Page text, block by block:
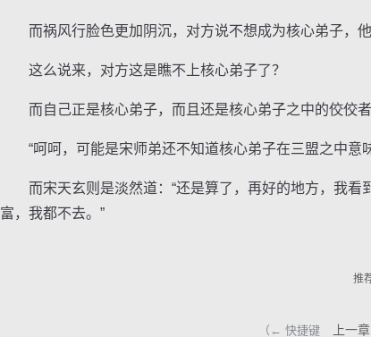
而祸风行脸色更加阴沉，对方说不想成为核心弟子，他
这么说来，对方这是瞧不上核心弟子了？
而自己正是核心弟子，而且还是核心弟子之中的佼佼者
“呵呵，可能是宋师弟还不知道核心弟子在三盟之中意味
而宋天玄则是淡然道：“还是算了，再好的地方，我看
富，我都不去。”
推
（← 快捷键 上一章